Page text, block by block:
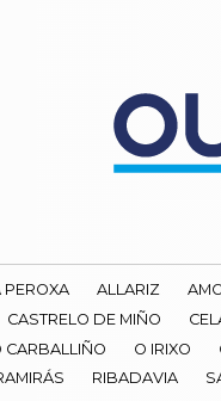
PEROXA ALLARIZ
CASTRELO DE MIÑO
CARBALLIÑO O IRIXO
RIBADAVIA